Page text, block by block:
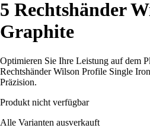
5 Rechtshänder
Graphite
Optimieren Sie Ihre Leistung auf dem
Rechtshänder Wilson Profile Single
Präzision.
Produkt nicht verfügbar
Alle Varianten ausverkauft